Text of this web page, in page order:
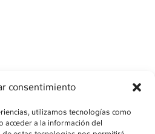
consentimiento
utilizamos tecnologías como
acceder a la información del